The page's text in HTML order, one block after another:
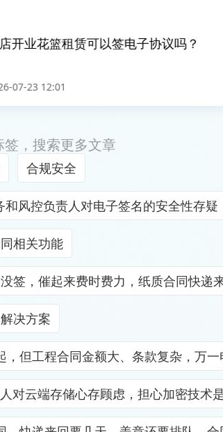
业花篮租赁可以签电子协议吗？
23 12:01
签，搜索更多文章
合规安全
控负责人对电子签名的安全性存
相关功能
，催起来费时费力，纸质合同快
解决方案
工程合同金额大、条款复杂，
云端存储心存顾虑，担心加密技